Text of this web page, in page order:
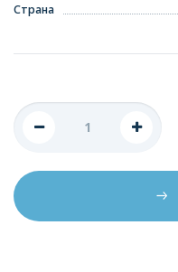
Страна